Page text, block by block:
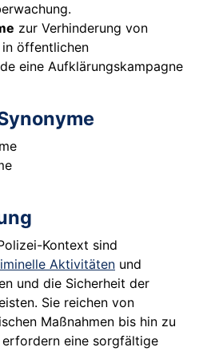
zur Verhinderung von
in öffentlichen
eine Aufklärungskampagne
Kontext sind
Aktivitäten und
und die Sicherheit der
Sie reichen von
Maßnahmen bis hin zu
eine sorgfältige